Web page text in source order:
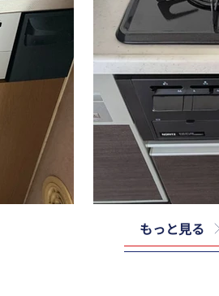
もっと見る